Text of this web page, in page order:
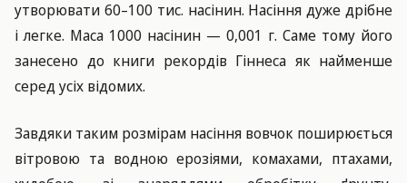
утворювати 60–100 тис. насінин. Насіння дуже дрібне
і легке. Маса 1000 насінин — 0,001 г. Саме тому його
занесено до книги рекордів Гіннеса як найменше
серед усіх відомих.
Завдяки таким розмірам насіння вовчок поширюється
вітровою та водною ерозіями, комахами, птахами,